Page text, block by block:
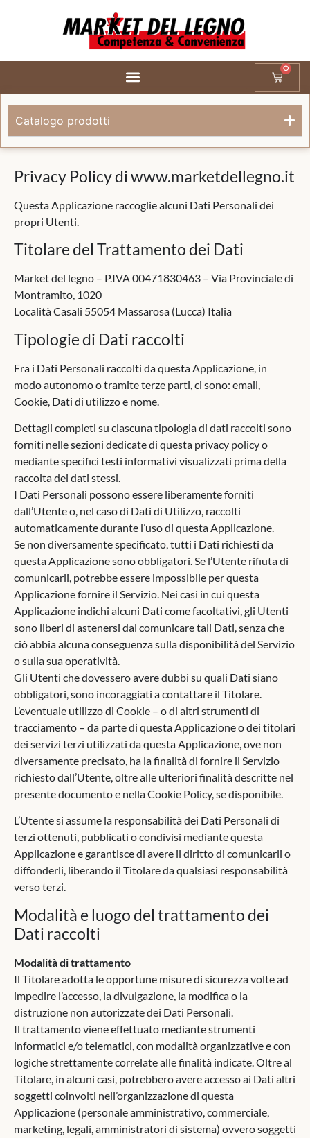
0
Catalogo prodotti
Privacy Policy di www.marketdellegno.it
Questa Applicazione raccoglie alcuni Dati Personali dei
propri Utenti.
Titolare del Trattamento dei Dati
Market del legno – P.IVA 00471830463 – Via Provinciale di
Montramito, 1020
Località Casali 55054 Massarosa (Lucca) Italia
Tipologie di Dati raccolti
Fra i Dati Personali raccolti da questa Applicazione, in
modo autonomo o tramite terze parti, ci sono: email,
Cookie, Dati di utilizzo e nome.
Dettagli completi su ciascuna tipologia di dati raccolti sono
forniti nelle sezioni dedicate di questa privacy policy o
mediante specifici testi informativi visualizzati prima della
raccolta dei dati stessi.
I Dati Personali possono essere liberamente forniti
dall’Utente o, nel caso di Dati di Utilizzo, raccolti
automaticamente durante l’uso di questa Applicazione.
Se non diversamente specificato, tutti i Dati richiesti da
questa Applicazione sono obbligatori. Se l’Utente rifiuta di
comunicarli, potrebbe essere impossibile per questa
Applicazione fornire il Servizio. Nei casi in cui questa
Applicazione indichi alcuni Dati come facoltativi, gli Utenti
sono liberi di astenersi dal comunicare tali Dati, senza che
ciò abbia alcuna conseguenza sulla disponibilità del Servizio
o sulla sua operatività.
Gli Utenti che dovessero avere dubbi su quali Dati siano
obbligatori, sono incoraggiati a contattare il Titolare.
L’eventuale utilizzo di Cookie – o di altri strumenti di
tracciamento – da parte di questa Applicazione o dei titolari
dei servizi terzi utilizzati da questa Applicazione, ove non
diversamente precisato, ha la finalità di fornire il Servizio
richiesto dall’Utente, oltre alle ulteriori finalità descritte nel
presente documento e nella Cookie Policy, se disponibile.
L’Utente si assume la responsabilità dei Dati Personali di
terzi ottenuti, pubblicati o condivisi mediante questa
Applicazione e garantisce di avere il diritto di comunicarli o
diffonderli, liberando il Titolare da qualsiasi responsabilità
verso terzi.
Modalità e luogo del trattamento dei
Dati raccolti
Modalità di trattamento
Il Titolare adotta le opportune misure di sicurezza volte ad
impedire l’accesso, la divulgazione, la modifica o la
distruzione non autorizzate dei Dati Personali.
Il trattamento viene effettuato mediante strumenti
informatici e/o telematici, con modalità organizzative e con
logiche strettamente correlate alle finalità indicate. Oltre al
Titolare, in alcuni casi, potrebbero avere accesso ai Dati altri
soggetti coinvolti nell’organizzazione di questa
Applicazione (personale amministrativo, commerciale,
marketing, legali, amministratori di sistema) ovvero soggetti